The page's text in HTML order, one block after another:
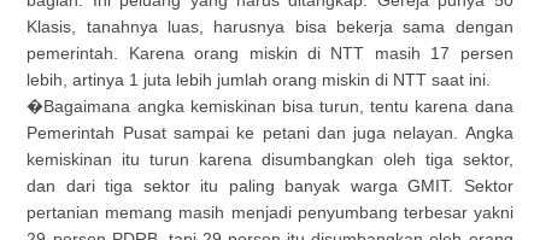
Klasis, tanahnya luas, harusnya bisa bekerja sama dengan
pemerintah. Karena orang miskin di NTT masih 17 persen
lebih, artinya 1 juta lebih jumlah orang miskin di NTT saat ini.
�Bagaimana angka kemiskinan bisa turun, tentu karena dana
Pemerintah Pusat sampai ke petani dan juga nelayan. Angka
kemiskinan itu turun karena disumbangkan oleh tiga sektor,
dan dari tiga sektor itu paling banyak warga GMIT. Sektor
pertanian memang masih menjadi penyumbang terbesar yakni